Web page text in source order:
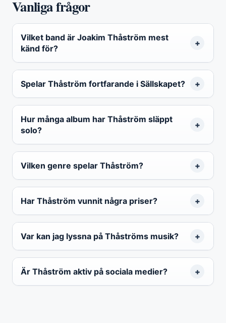
Vanliga frågor
Vilket band är Joakim Thåström mest
känd för?
Spelar Thåström fortfarande i Sällskapet?
Hur många album har Thåström släppt
solo?
Vilken genre spelar Thåström?
Har Thåström vunnit några priser?
Var kan jag lyssna på Thåströms musik?
Är Thåström aktiv på sociala medier?